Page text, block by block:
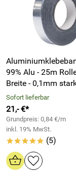
Reparaturen
Unser spezieller
hervorragende
Untergründen.
Da unser
+120°C, kurzfristig
Witterungsschutz,
speziellen
verwendet.
Die Reinheit von
ausgezeichnete
den
stark ausweitet.
99% Alu - 25m
Breite - 0,1mm
Sofort lieferbar
21,- €*
Grundpreis: 0,84 €/m
inkl. 19% MwSt.
***** (5)